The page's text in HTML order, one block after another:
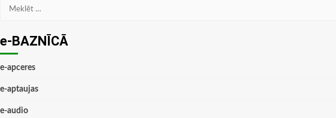
Meklēt:
e-BAZNĪCĀ
e-apceres
e-aptaujas
e-audio